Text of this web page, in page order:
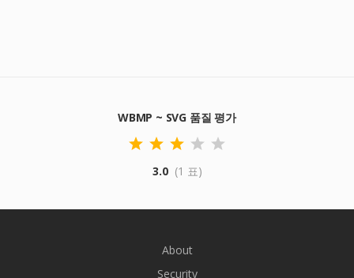
WBMP ~ SVG 품질 평가
3.0 (1 표)
About
Security